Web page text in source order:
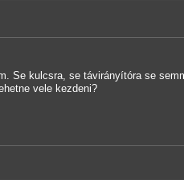
Se kulcsra, se távirányítóra se
vele kezdeni?